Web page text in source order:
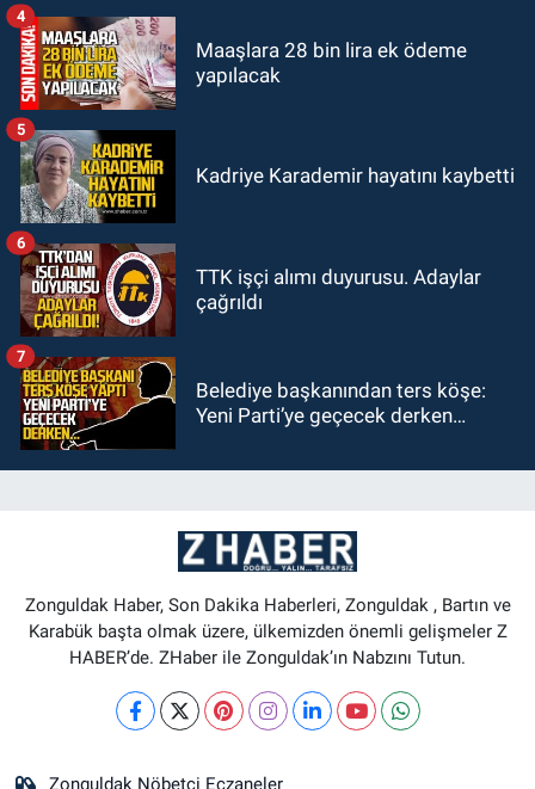
Maaşlara 28 bin lira ek ödeme
yapılacak
4
Kadriye Karademir hayatını kaybetti
5
TTK işçi alımı duyurusu. Adaylar
çağrıldı
6
Belediye başkanından ters köşe:
Yeni Parti’ye geçecek derken…
7
Zonguldak Haber, Son Dakika Haberleri, Zonguldak , Bartın ve
Karabük başta olmak üzere, ülkemizden önemli gelişmeler Z
HABER’de. ZHaber ile Zonguldak’ın Nabzını Tutun.
Zonguldak Nöbetçi Eczaneler